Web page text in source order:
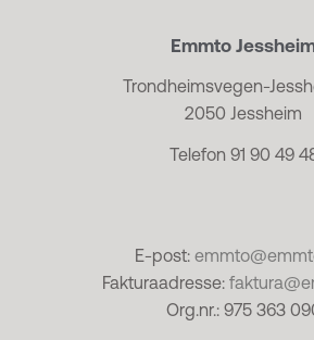
Emmto
Trondheimsvegen-
2050 Jessheim
Telefon 91 90 49
E-post:
Fakturaadresse:
Org.nr.: 975 363